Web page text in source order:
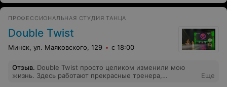
ПРОФЕССИОНАЛЬНАЯ СТУДИЯ ТАНЦА
Double Twist
Минск, ул. Маяковского, 129 с 18:00
Отзыв. Double Twist просто целиком изменили мою
жизнь. Здесь работают прекрасные тренера,
Еще